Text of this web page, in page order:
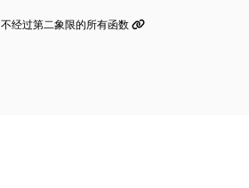
不经过第二象限的所有函数